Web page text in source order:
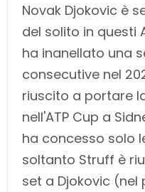
Novak Djokovic è
del solito in questi
ha inanellato una
consecutive nel
riuscito a portare
nell'ATP Cup a
ha concesso solo
soltanto Struff è
set a Djokovic (nel